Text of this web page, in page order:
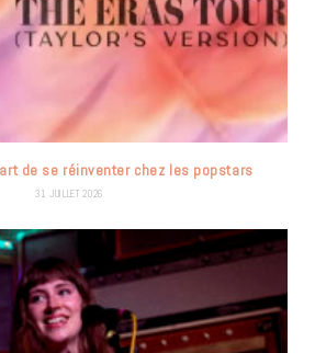
de se réinventer chez les popstars
31 JUILLET 2026